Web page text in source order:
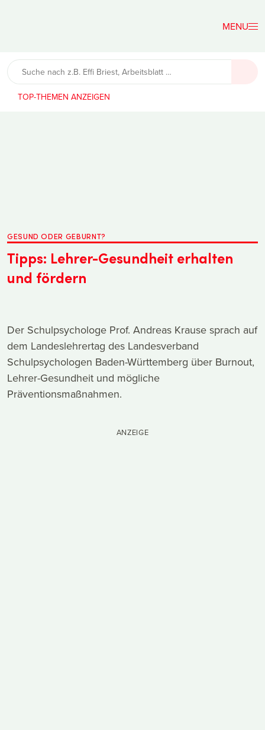
Lehrerfreund
TOP-THEMEN
GESUND ODER GEBURNT?
Tipps: Lehrer-Gesundheit erhalten
und fördern
Der Schulpsychologe Prof. Andreas Krause sprach auf
dem Landeslehrertag des Landesverband
Schulpsychologen Baden-Württemberg über Burnout,
Lehrer-Gesundheit und mögliche
Präventionsmaßnahmen.
ANZEIGE